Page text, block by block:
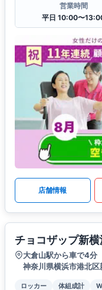
営業時間
平日 10:00〜
店舗情報
チョコザップ新
大倉山駅から車で4分
神奈川県横浜市港北
ロッカー 体組成計